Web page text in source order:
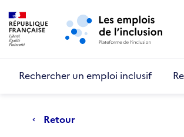
Aller au menu principal
Rechercher un emploi inclusif
Retour